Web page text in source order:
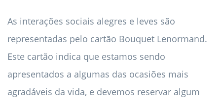
As interações sociais alegres e leves são
representadas pelo cartão Bouquet Lenormand.
Este cartão indica que estamos sendo
apresentados a algumas das ocasiões mais
agradáveis ​​da vida, e devemos reservar algum